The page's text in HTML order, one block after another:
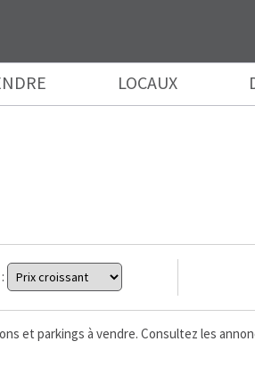
LOCAUX
et parkings à vendre. Consultez les